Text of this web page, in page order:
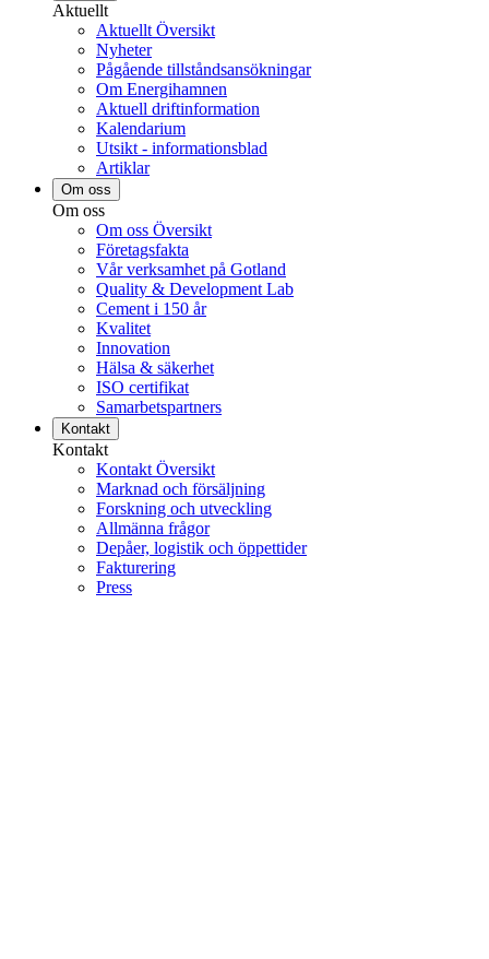
Aktuellt
Aktuellt Översikt
Nyheter
Pågående tillståndsansökningar
Om Energihamnen
Aktuell driftinformation
Kalendarium
Utsikt - informationsblad
Artiklar
Om oss
Om oss
Om oss Översikt
Företagsfakta
Vår verksamhet på Gotland
Quality & Development Lab
Cement i 150 år
Kvalitet
Innovation
Hälsa & säkerhet
ISO certifikat
Samarbetspartners
Kontakt
Kontakt
Kontakt Översikt
Marknad och försäljning
Forskning och utveckling
Allmänna frågor
Depåer, logistik och öppettider
Fakturering
Press